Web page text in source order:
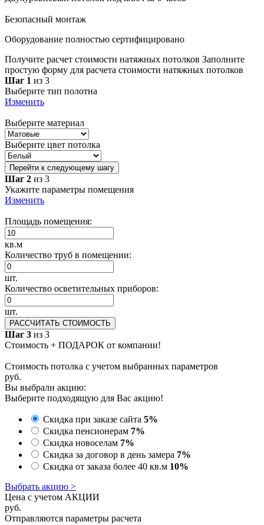
Безопасный монтаж
Оборудование полностью сертифицировано
Получите расчет стоимости натяжных потолков Заполните
простую форму для расчета стоимости натяжных потолков
Шаг 1 из 3
Выберите тип полотна
Изменить
Выберите материал
Выберите цвет потолка
Перейти к следующему шагу
Шаг 2 из 3
Укажите параметры помещения
Изменить
Площадь помещения:
кв.м
Количество труб в помещении:
шт.
Количество осветительных приборов:
шт.
РАССЧИТАТЬ СТОИМОСТЬ
Шаг 3 из 3
Стоимость + ПОДАРОК от компании!
Стоимость потолка с учетом выбранных параметров
руб.
Вы выбрали акцию:
Выберите подходящую для Вас акцию!
Скидка при заказе сайта 5%
Скидка пенсионерам 7%
Скидка новоселам 7%
Скидка за договор в день замера 7%
Скидка от заказа более 40 кв.м 10%
Выбрать акцию >
Цена с учетом АКЦИИ
руб.
Отправляются параметры расчета